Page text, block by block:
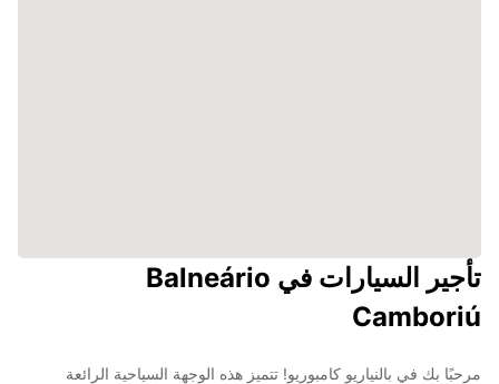
تأجير السيارات في Balneário
Camboriú
مرحبًا بك في بالنياريو كامبوريو! تتميز هذه الوجهة السياحية الرائعة